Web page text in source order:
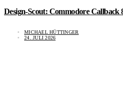
Design-Scout: Commodore Callback
MICHAEL HÜTTINGER
24. JULI 2026